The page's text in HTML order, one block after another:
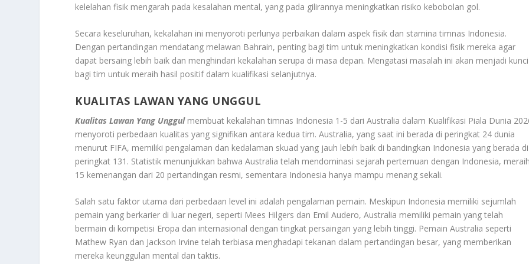
kelelahan fisik mengarah pada kesalahan mental, yang pada gilirannya meningkatkan risiko kebobolan gol.
Secara keseluruhan, kekalahan ini menyoroti perlunya perbaikan dalam aspek fisik dan stamina timnas Indonesia.
Dengan pertandingan mendatang melawan Bahrain, penting bagi tim untuk meningkatkan kondisi fisik mereka agar
dapat bersaing lebih baik dan menghindari kekalahan serupa di masa depan. Mengatasi masalah ini akan menjadi kunci
bagi tim untuk meraih hasil positif dalam kualifikasi selanjutnya.
KUALITAS LAWAN YANG UNGGUL
Kualitas Lawan Yang Unggul membuat kekalahan timnas Indonesia 1-5 dari Australia dalam Kualifikasi Piala Dunia
menyoroti perbedaan kualitas yang signifikan antara kedua tim. Australia, yang saat ini berada di peringkat 24 dunia
menurut FIFA, memiliki pengalaman dan kedalaman skuad yang jauh lebih baik di bandingkan Indonesia yang berada di
peringkat 131. Statistik menunjukkan bahwa Australia telah mendominasi sejarah pertemuan dengan Indonesia,
15 kemenangan dari 20 pertandingan resmi, sementara Indonesia hanya mampu menang sekali.
Salah satu faktor utama dari perbedaan level ini adalah pengalaman pemain. Meskipun Indonesia memiliki sejumlah
pemain yang berkarier di luar negeri, seperti Mees Hilgers dan Emil Audero, Australia memiliki pemain yang telah
bermain di kompetisi Eropa dan internasional dengan tingkat persaingan yang lebih tinggi. Pemain Australia seperti
Mathew Ryan dan Jackson Irvine telah terbiasa menghadapi tekanan dalam pertandingan besar, yang memberikan
mereka keunggulan mental dan taktis.